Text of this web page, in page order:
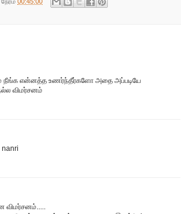
நீங்க என்னத்த உணர்ந்தீர்களோ அதை அப்படியே
விமர்சனம்
nanri
விமர்சனம்.....